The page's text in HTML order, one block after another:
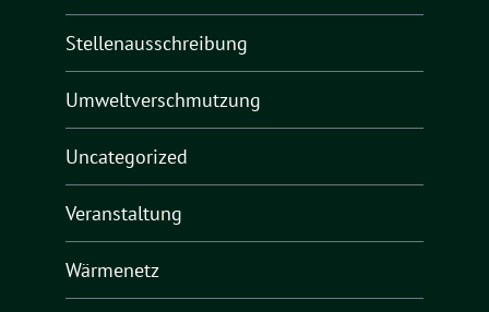
Stellenausschreibung
Umweltverschmutzung
Uncategorized
Veranstaltung
Wärmenetz